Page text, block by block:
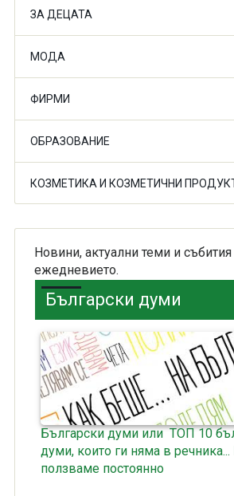
ЗА ДЕЦАТА
МОДА
ФИРМИ
ОБРАЗОВАНИЕ
КОЗМЕТИКА И КОЗМЕТИЧНИ
Новини, актуални теми и събития
ежедневието.
Български думи
Български думи или ТОП 10
думи, които ги няма в речника...
ползваме постоянно